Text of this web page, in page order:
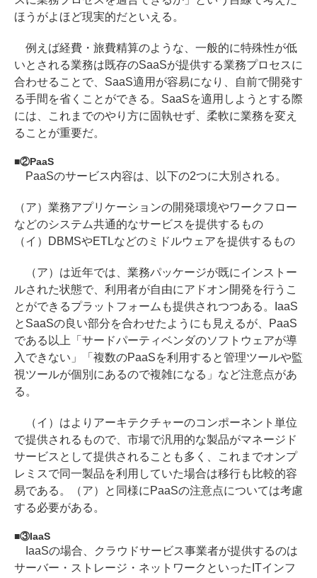
ほうがよほど現実的だといえる。
例えば経費・旅費精算のような、一般的に特殊性が低
いとされる業務は既存のSaaSが提供する業務プロセスに
合わせることで、SaaS適用が容易になり、自前で開発す
る手間を省くことができる。SaaSを適用しようとする際
には、これまでのやり方に固執せず、柔軟に業務を変え
ることが重要だ。
②PaaS
PaaSのサービス内容は、以下の2つに大別される。
（ア）業務アプリケーションの開発環境やワークフロー
などのシステム共通的なサービスを提供するもの
（イ）DBMSやETLなどのミドルウェアを提供するもの
（ア）は近年では、業務パッケージが既にインストー
ルされた状態で、利用者が自由にアドオン開発を行うこ
とができるプラットフォームも提供されつつある。IaaS
とSaaSの良い部分を合わせたようにも見えるが、PaaS
である以上「サードパーティベンダのソフトウェアが導
入できない」「複数のPaaSを利用すると管理ツールや監
視ツールが個別にあるので複雑になる」など注意点があ
る。
（イ）はよりアーキテクチャーのコンポーネント単位
で提供されるもので、市場で汎用的な製品がマネージド
サービスとして提供されることも多く、これまでオンプ
レミスで同一製品を利用していた場合は移行も比較的容
易である。（ア）と同様にPaaSの注意点については考慮
する必要がある。
③IaaS
IaaSの場合、クラウドサービス事業者が提供するのは
サーバー・ストレージ・ネットワークといったITインフ